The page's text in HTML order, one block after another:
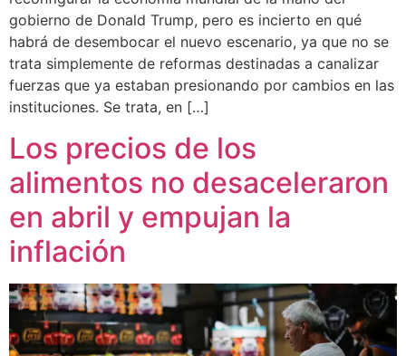
gobierno de Donald Trump, pero es incierto en qué
habrá de desembocar el nuevo escenario, ya que no se
trata simplemente de reformas destinadas a canalizar
fuerzas que ya estaban presionando por cambios en las
instituciones. Se trata, en […]
Los precios de los
alimentos no desaceleraron
en abril y empujan la
inflación